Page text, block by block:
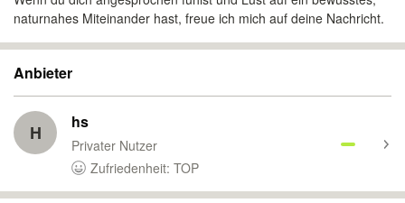
naturnahes Miteinander hast, freue ich mich auf deine Nachricht.
Anbieter
H hs
Privater Nutzer
Zufriedenheit: TOP